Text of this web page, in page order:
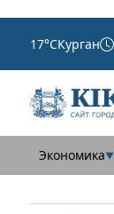
17°CКурган
Экономика▼